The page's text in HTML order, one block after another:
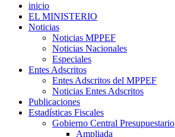
inicio
EL MINISTERIO
Noticias
Noticias MPPEF
Noticias Nacionales
Especiales
Entes Adscritos
Entes Adscritos del MPPEF
Noticias Entes Adscritos
Publicaciones
Estadísticas Fiscales
Gobierno Central Presupuestario
Ampliada